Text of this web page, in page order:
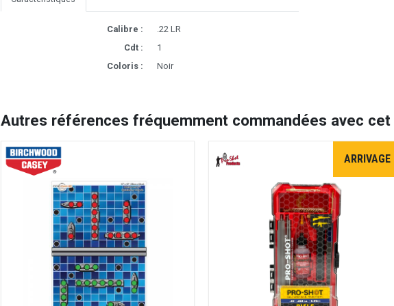
Calibre :
.22 LR
Cdt :
1
Coloris :
Noir
Autres références fréquemment commandées avec
ARRIVAGE